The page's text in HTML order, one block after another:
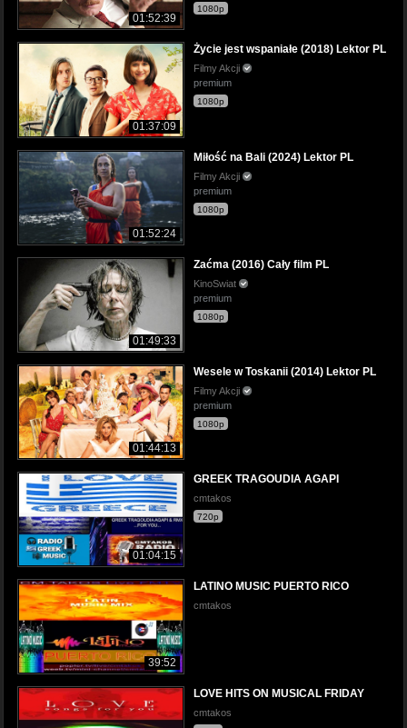
01:52:39
1080p
01:37:09
Życie jest wspaniałe (2018) Lektor PL
Filmy Akcji
premium
1080p
01:52:24
Miłość na Bali (2024) Lektor PL
Filmy Akcji
premium
1080p
01:49:33
Zaćma (2016) Cały film PL
KinoSwiat
premium
1080p
01:44:13
Wesele w Toskanii (2014) Lektor PL
Filmy Akcji
premium
1080p
01:04:15
GREEK TRAGOUDIA AGAPI
cmtakos
720p
39:52
LATINO MUSIC PUERTO RICO
cmtakos
LOVE HITS ON MUSICAL FRIDAY
cmtakos